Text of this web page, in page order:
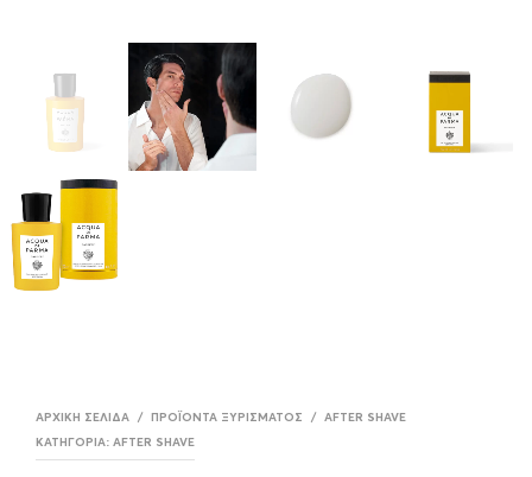
ΑΡΧΙΚΉ ΣΕΛΊΔΑ / ΠΡΟΪΌΝΤΑ ΞΥΡΙΣΜΑΤΟΣ / AFTER SHAVE
ΚΑΤΗΓΟΡΊΑ: AFTER SHAVE